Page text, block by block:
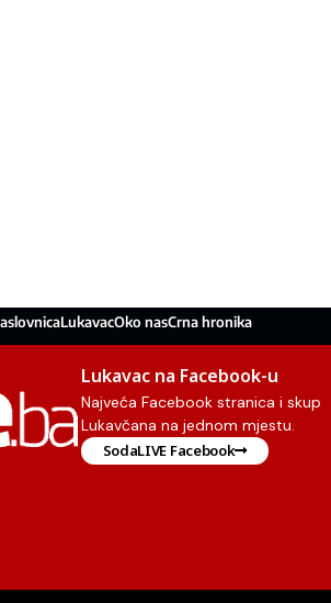
LukavacOko nasCrna hronika
Lukavac na Facebook-u
Najveća Facebook stranica i skup
Lukavčana na jednom mjestu.
SodaLIVE Facebook